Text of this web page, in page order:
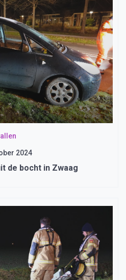
2024
de bocht in Zwaag